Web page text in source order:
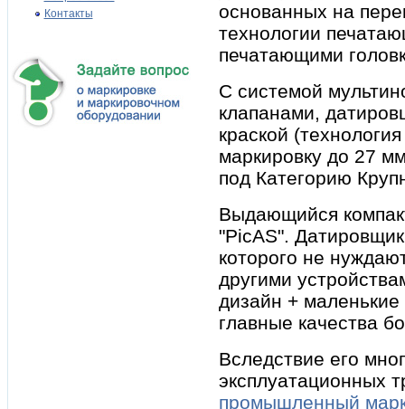
Контакты
основанных на
технологии
печатающими
С системой
клапанами,
краской
маркировку до 27
под Категорию
Выдающийся
"PicAS".
которого не
другими
дизайн +
главные качества
Вследствие его
эксплуатационных
промышленный